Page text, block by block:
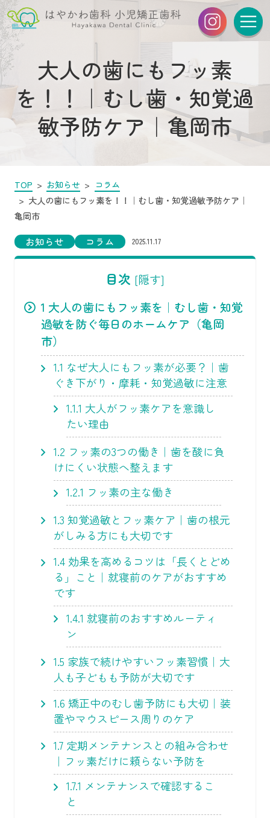
大人の歯にもフッ素
を！！｜むし歯・知覚過
敏予防ケア｜亀岡市
TOP お知らせ
コラム
大人の歯にもフッ素を！！｜むし歯・知覚過敏予防ケア｜
亀岡市
お知らせ コラム 2025.11.17
目次 [隠す]
1 大人の歯にもフッ素を｜むし歯・知覚
過敏を防ぐ毎日のホームケア（亀岡
市）
1.1 なぜ大人にもフッ素が必要？｜歯
ぐき下がり・摩耗・知覚過敏に注意
1.1.1 大人がフッ素ケアを意識し
たい理由
1.2 フッ素の3つの働き｜歯を酸に負
けにくい状態へ整えます
1.2.1 フッ素の主な働き
1.3 知覚過敏とフッ素ケア｜歯の根元
がしみる方にも大切です
1.4 効果を高めるコツは「長くとどめ
る」こと｜就寝前のケアがおすすめ
です
1.4.1 就寝前のおすすめルーティ
ン
1.5 家族で続けやすいフッ素習慣｜大
人も子どもも予防が大切です
1.6 矯正中のむし歯予防にも大切｜装
置やマウスピース周りのケア
1.7 定期メンテナンスとの組み合わせ
｜フッ素だけに頼らない予防を
1.7.1 メンテナンスで確認するこ
と